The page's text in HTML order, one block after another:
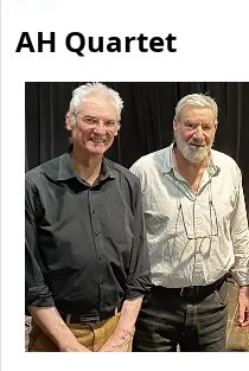
AH Quartet